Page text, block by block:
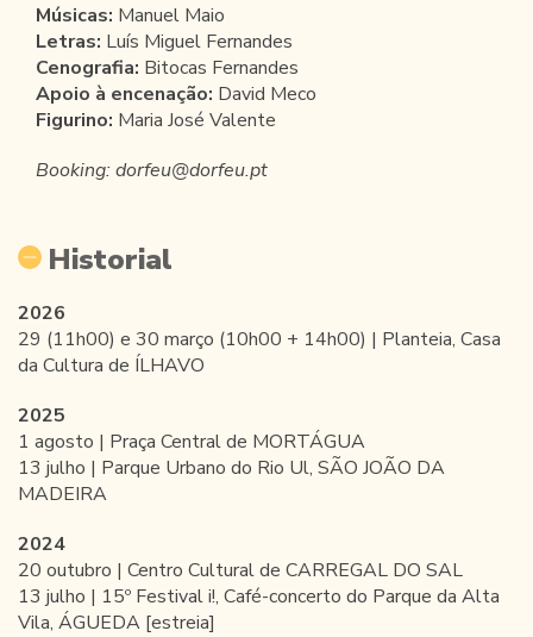
Músicas: Manuel Maio
Letras: Luís Miguel Fernandes
Cenografia: Bitocas Fernandes
Apoio à encenação: David Meco
Figurino: Maria José Valente
Booking: dorfeu@dorfeu.pt
Historial
2026
29 (11h00) e 30 março (10h00 + 14h00) | Planteia, Casa
da Cultura de ÍLHAVO
2025
1 agosto | Praça Central de MORTÁGUA
13 julho | Parque Urbano do Rio Ul, SÃO JOÃO DA
MADEIRA
2024
20 outubro | Centro Cultural de CARREGAL DO SAL
13 julho | 15º Festival i!, Café-concerto do Parque da Alta
Vila, ÁGUEDA [estreia]